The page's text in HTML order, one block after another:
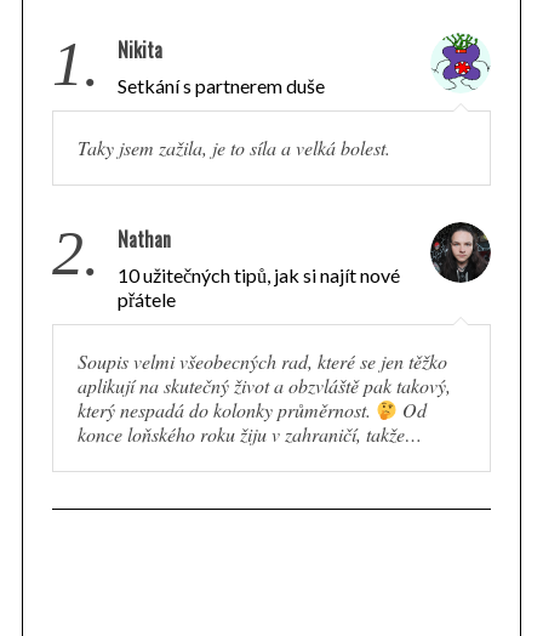
1. Nikita
Setkání s partnerem duše
Taky jsem zažila, je to síla a velká bolest.
2. Nathan
10 užitečných tipů, jak si najít nové
přátele
Soupis velmi všeobecných rad, které se jen těžko
aplikují na skutečný život a obzvláště pak takový,
který nespadá do kolonky průměrnost.
Od
konce loňského roku žiju v zahraničí, takže…